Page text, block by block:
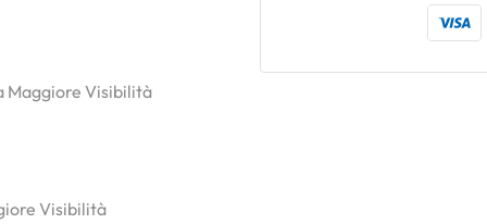
Maggiore Visibilità
Visibilità